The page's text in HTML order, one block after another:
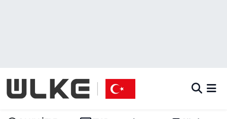
Gündem
Dünya
Gündem
Trend
İstanbul Namaz Vakitleri
Trafik Durumu